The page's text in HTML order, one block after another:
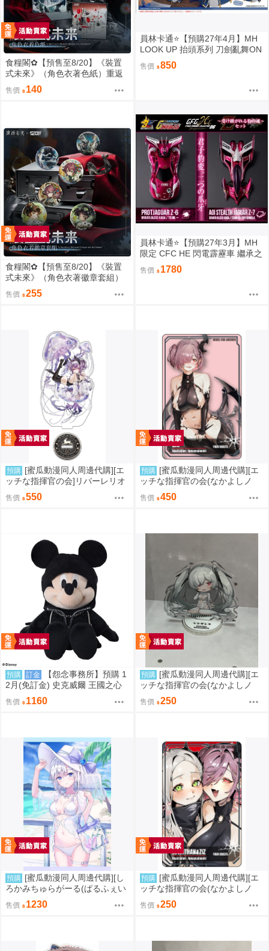
食糧閣✿【預售至8/20】《裝置
式未來》（角色衣著色紙）重返
未来1999／原子之心／聚合浪潮
／聯動／雙生舞伶／諾拉／泥鯭
行詩
售價 140
員林卡通⭐️【預購27年4月】MH
LOOK UP 抬頭系列 刀劍亂舞ON
LINE 三日月宗近
售價 850
食糧閣✿【預售至8/20】《裝置
式未來》（角色衣著徽章套組）
重返未来1999／原子之心／聚合
浪潮／聯動／雙生舞伶／諾拉／
售價 255
員林卡通⭐️【預購27年3月】MH
限定 CFC HE 閃電霹靂車 繼承之
豹魂 美洲豹 Z-6 Z-7 套組
售價 1780
預購 [蜜瓜動漫同人周邊代購][エ
ッチな指揮官の会]リバーレリオ
BUNNY アクスタ(勝利女神：妮
姬)(同人周邊)
售價 550
預購 [蜜瓜動漫同人周邊代購][エ
ッチな指揮官の会(なかよしノ
チ)]プラトレカ ジズ NIKKE FAN
ARCHIVE【オシカメ付き】(勝利
售價 450
預購 訂金
【怨念事務所】預購 1
2月(免訂金) 史克威爾 王國之心
系列 布偶 娃娃 米奇國王 米老鼠
Mickey 再販 0824
售價 1160
預購 [蜜瓜動漫同人周邊代購][エ
ッチな指揮官の会(なかよしノ
チ)]NIKKE シンデレラ ミニアク
スタ(勝利女神：妮姬)(同人周邊)
售價 250
預購 [蜜瓜動漫同人周邊代購][し
ろかみちゅらがーる(ぱるふぇい
と)]シトラちゃんタペストリー
【夏のシトラちゃん】(同人周邊)
售價 1230
預購 [蜜瓜動漫同人周邊代購][エ
ッチな指揮官の会(なかよしノ
チ)]プラトレカ レヴィアタン&ジ
ズ NIKKE FAN ARCHIVE(勝利女
售價 250